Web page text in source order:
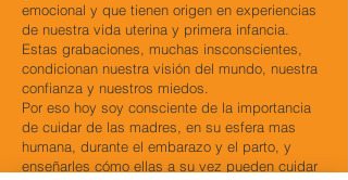
emocional y que tienen origen en experiencias
de nuestra vida uterina y primera infancia.
Estas grabaciones, muchas insconscientes,
condicionan nuestra visión del mundo, nuestra
confianza y nuestros miedos.
Por eso hoy soy consciente de la importancia
de cuidar de las madres, en su esfera mas
humana, durante el embarazo y el parto, y
enseñarles cómo ellas a su vez pueden cuidar